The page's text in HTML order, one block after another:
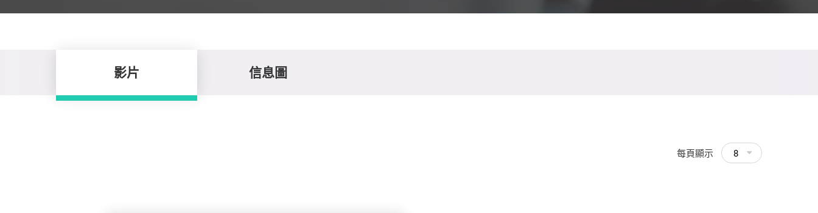
影片 信息圖
每頁顯示 8